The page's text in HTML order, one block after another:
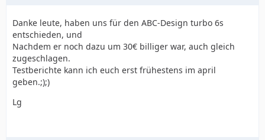
Danke leute, haben uns für den ABC-Design turbo 6s
entschieden, und
Nachdem er noch dazu um 30€ billiger war, auch gleich
zugeschlagen.
Testberichte kann ich euch erst frühestens im april
geben.;);)
Lg